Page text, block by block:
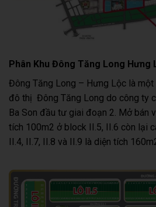
Phân Khu Đông Tăng Long Hưng
Đông Tăng Long – Hưng Lộc là một
đô thị Đông Tăng Long do công ty
Ba Son đầu tư giai đoạn 2. Mở bán
tích 100m2 ở block II.5, II.6 còn lại
II.4, II.7, II.8 và II.9 là diện tích